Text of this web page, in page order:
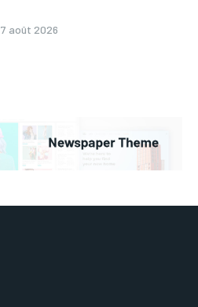
7 août 2026